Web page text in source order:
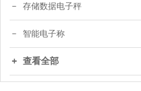
存储数据电子秤
智能电子称
查看全部